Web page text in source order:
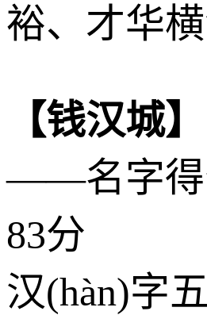
裕、才华横
【钱汉城】
——名字得
83分
汉(hàn)字